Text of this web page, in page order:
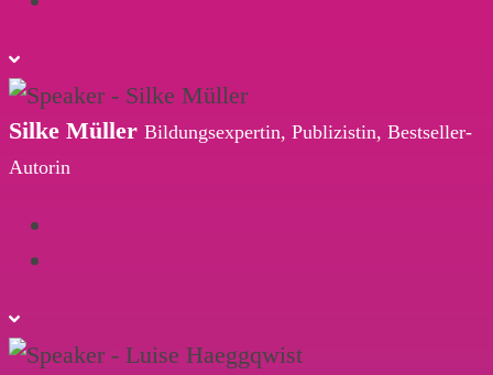
Silke Müller Bildungsexpertin, Publizistin, Bestseller-
Autorin